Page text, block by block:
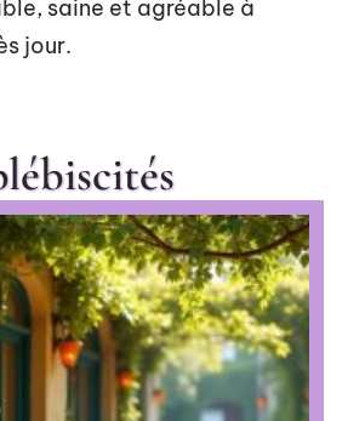
saine et agréable à
jour.